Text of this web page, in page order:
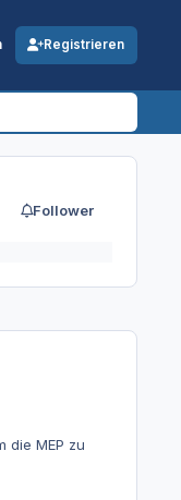
Registrieren
Follower
die MEP zu